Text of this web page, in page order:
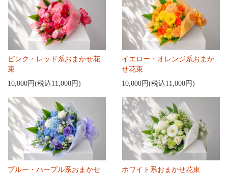
ピンク・レッド系おまかせ花
束
10,000円(税込11,000円)
イエロー・オレンジ系おまか
せ花束
10,000円(税込11,000円)
ブルー・パープル系おまかせ
ホワイト系おまかせ花束